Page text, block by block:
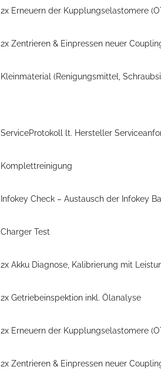
2x Erneuern der Kupplungselastomere
2x Zentrieren & Einpressen neuer
Kleinmaterial (Renigungsmittel,
ServiceProtokoll lt. Hersteller
Komplettreinigung
Infokey Check – Austausch der Infokey
Charger Test
2x Akku Diagnose, Kalibrierung mit
2x Getriebeinspektion inkl. Ölanalyse
2x Erneuern der Kupplungselastomere
2x Zentrieren & Einpressen neuer